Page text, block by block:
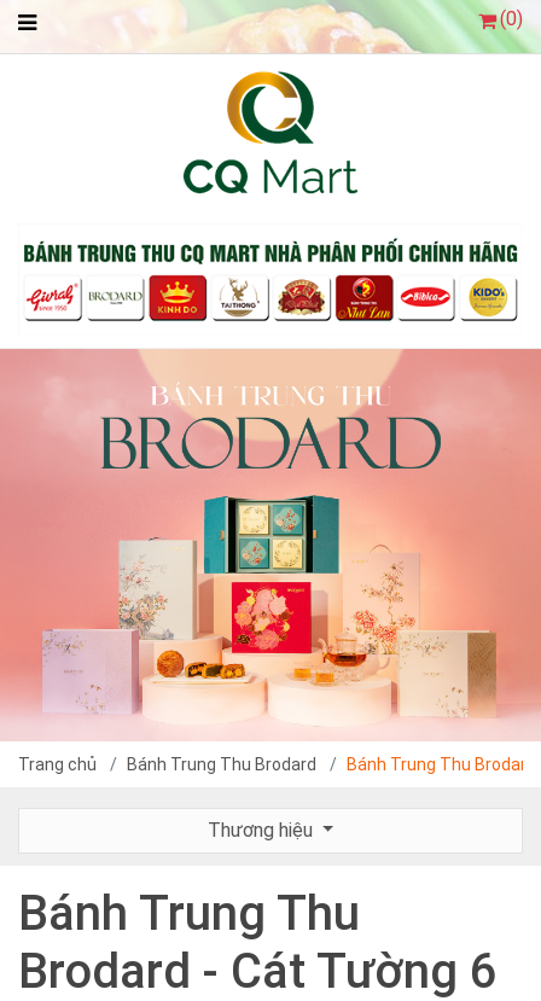
(0)
Trang chủ Bánh Trung Thu Brodard Bánh Trung Thu
Thương hiệu
Bánh Trung Thu
Brodard - Cát Tường 6